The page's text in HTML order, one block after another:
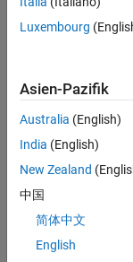
object
scalar|
Output
Luxembourg
Asien-Pazifik
Australia (English)
India (English)
New Zealand
中国
简体中文
English